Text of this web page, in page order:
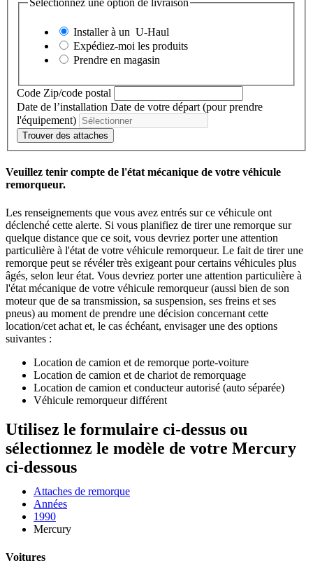
Sélectionnez une option de livraison
Installer à un U-Haul
Expédiez-moi les produits
Prendre en magasin
Code Zip/code postal
Date de l’installation Date de votre départ (pour prendre
l'équipement)
Trouver des attaches
Veuillez tenir compte de l'état mécanique de votre véhicule
remorqueur.
Les renseignements que vous avez entrés sur ce véhicule ont
déclenché cette alerte. Si vous planifiez de tirer une remorque sur
quelque distance que ce soit, vous devriez porter une attention
particulière à l'état de votre véhicule remorqueur. Le fait de tirer une
remorque peut se révéler très exigeant pour certains véhicules plus
âgés, selon leur état. Vous devriez porter une attention particulière à
l'état mécanique de votre véhicule remorqueur (aussi bien de son
moteur que de sa transmission, sa suspension, ses freins et ses
pneus) au moment de prendre une décision concernant cette
location/cet achat et, le cas échéant, envisager une des options
suivantes :
Location de camion et de remorque porte-voiture
Location de camion et de chariot de remorquage
Location de camion et conducteur autorisé (auto séparée)
Véhicule remorqueur différent
Utilisez le formulaire ci-dessus ou
sélectionnez le modèle de votre Mercury
ci-dessous
Attaches de remorque
Années
1990
Mercury
Voitures